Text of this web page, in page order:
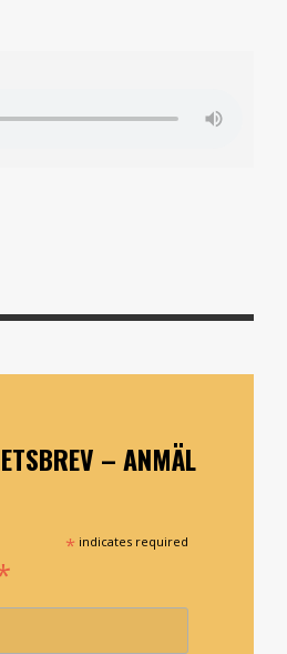
– ANMÄL
* indicates required